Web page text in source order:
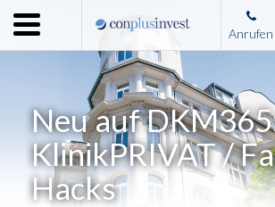
Menu
Home
Unternehmen
Leistungen
Immobilienangebote
News
Anrufen
Neu auf
KlinikPRIVAT /
Hacks